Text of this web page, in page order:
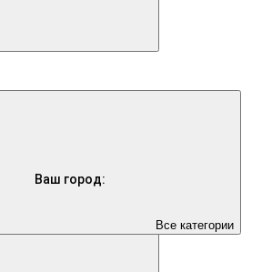
Ваш город:
Все категории